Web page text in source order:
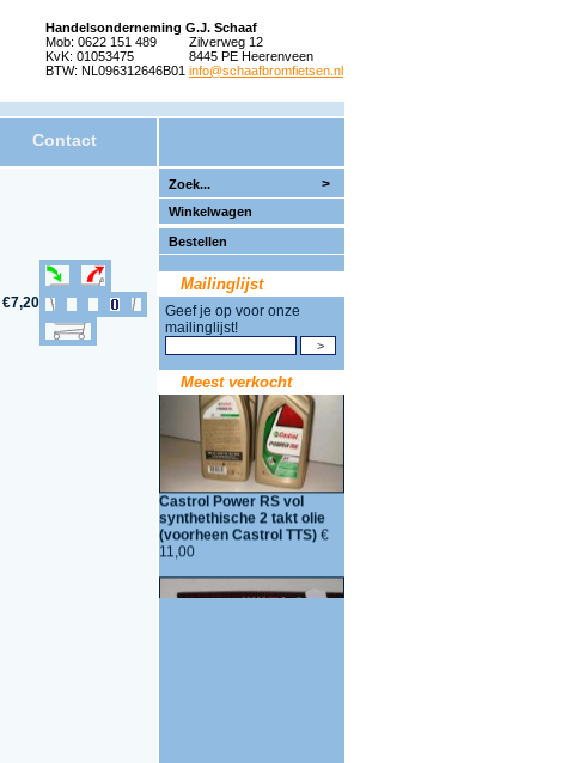
Handelsonderneming G.J. Schaaf
Mob: 0622 151 489
Zilverweg 12
KvK: 01053475
8445 PE Heerenveen
BTW: NL096312646B01 info@schaafbromfietsen.nl
Contact
€7,20
>
Winkelwagen
Bestellen
Mailinglijst
Geef je op voor onze
mailinglijst!
Meest verkocht
Castrol Power RS vol
synthethische 2 takt olie
(voorheen Castrol TTS)